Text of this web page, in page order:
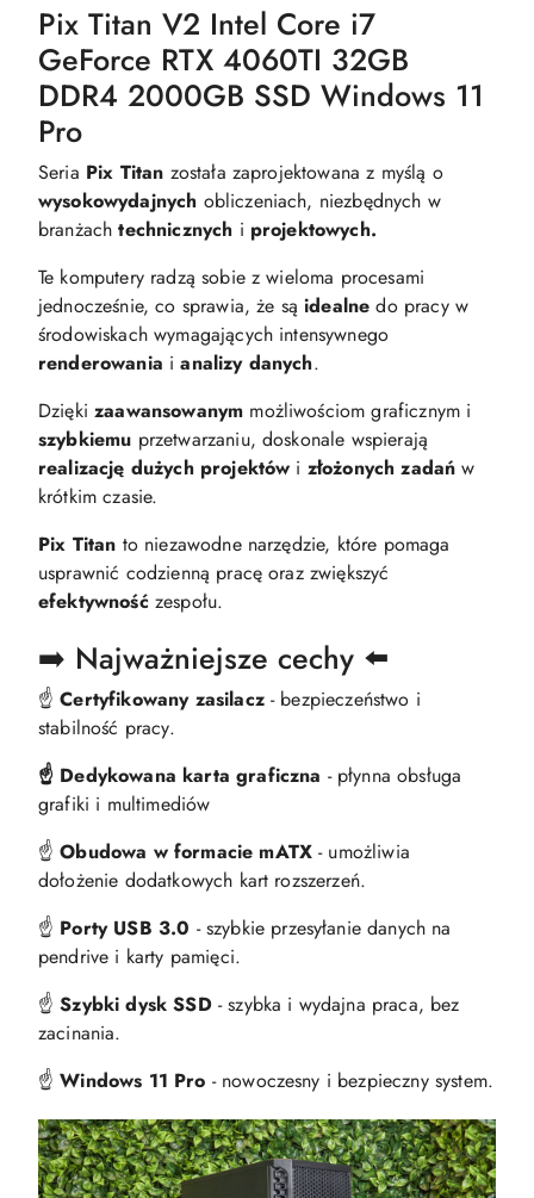
Pix Titan V2 Intel Core i7
GeForce RTX 4060TI 32GB
DDR4 2000GB SSD Windows 11
Pro
Seria Pix Titan została zaprojektowana z myślą o
wysokowydajnych obliczeniach, niezbędnych w
branżachtechnicznych i projektowych.
Te komputery radzą sobie z wieloma procesami
jednocześnie, co sprawia, że sąidealne do pracy w
środowiskach wymagających intensywnego
renderowania ianalizy danych.
Dziękizaawansowanym możliwościom graficznym i
szybkiemu przetwarzaniu, doskonale wspierają
realizację dużych projektów i złożonych zadańw
krótkim czasie.
Pix Titan to niezawodne narzędzie, które pomaga
usprawnić codzienną pracę oraz zwiększyć
efektywnośćzespołu.
➡️ Najważniejsze cechy ⬅️
☝️Certyfikowany zasilacz- bezpieczeństwo i
stabilność pracy.
☝️ Dedykowana karta graficzna - płynna obsługa
grafiki i multimediów
☝️Obudowa w formacie mATX - umożliwia
dołożenie dodatkowych kart rozszerzeń.
☝️ Porty USB 3.0 - szybkie przesyłanie danych na
pendrive i karty pamięci.
☝️Szybki dysk SSD- szybka i wydajna praca, bez
zacinania.
☝️Windows 11 Pro - nowoczesny i bezpieczny system.